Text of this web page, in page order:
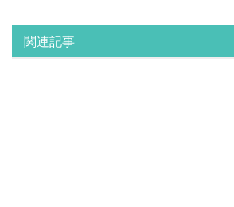
関連記事